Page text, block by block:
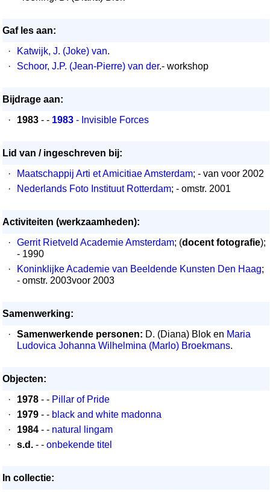
Gaf les aan:
·
Katwijk, J. (Joke) van.
·
Schoor, J.P. (Jean-Pierre) van der.- workshop
Bijdrage aan:
·
1983 - - 1983 - Invisible Forces
Lid van / ingeschreven bij:
·
Maatschappij Arti et Amicitiae Amsterdam; - van voor 2002
·
Nederlands Foto Instituut Rotterdam; - omstr. 2001
Activiteiten (werkzaamheden):
·
Gerrit Rietveld Academie Amsterdam; (docent fotografie);
- 1990
·
Koninklijke Academie van Beeldende Kunsten Den Haag;
- omstr. 2003voor 2003
Samenwerking:
·
Samenwerkende personen: D. (Diana) Blok en Maria
Ludovica Johanna Wilhelmina (Marlo) Broekmans.
Objecten:
·
1978 - - Pillar of Pride
·
1979 - - black and white madonna
·
1984 - - natural lingam
·
s.d. - - onbekende titel
In collectie: